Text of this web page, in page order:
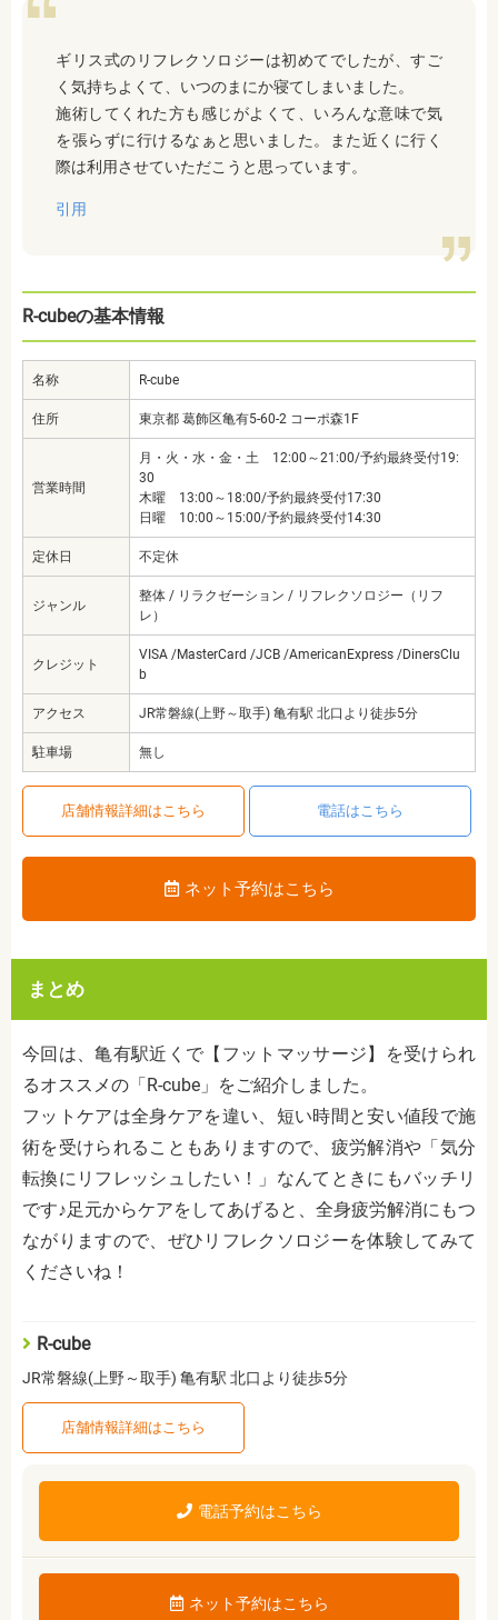
ギリス式のリフレクソロジーは初めてでしたが、すご
く気持ちよくて、いつのまにか寝てしまいました。
施術してくれた方も感じがよくて、いろんな意味で気
を張らずに行けるなぁと思いました。また近くに行く
際は利用させていただこうと思っています。
引用
R-cubeの基本情報
名称 R-cube
住所 東京都 葛飾区亀有5-60-2 コーポ森1F
営業時間
月・火・水・金・土 12:00～21:00/予約最終受付19:
30
木曜 13:00～18:00/予約最終受付17:30
日曜 10:00～15:00/予約最終受付14:30
定休日 不定休
ジャンル
整体 / リラクゼーション / リフレクソロジー（リフ
レ）
クレジット
VISA /MasterCard /JCB /AmericanExpress /DinersClu
b
アクセス JR常磐線(上野～取手) 亀有駅 北口より徒歩5分
駐車場 無し
店舗情報詳細はこちら 電話はこちら
ネット予約はこちら
まとめ
今回は、亀有駅近くで【フットマッサージ】を受けられ
るオススメの「R-cube」をご紹介しました。
フットケアは全身ケアを違い、短い時間と安い値段で施
術を受けられることもありますので、疲労解消や「気分
転換にリフレッシュしたい！」なんてときにもバッチリ
です♪足元からケアをしてあげると、全身疲労解消にもつ
ながりますので、ぜひリフレクソロジーを体験してみて
くださいね！
R-cube
JR常磐線(上野～取手) 亀有駅 北口より徒歩5分
店舗情報詳細はこちら
電話予約はこちら
ネット予約はこちら